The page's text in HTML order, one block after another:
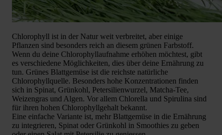
Chlorophyll ist in der Natur weit verbreitet, aber einige
Pflanzen sind besonders reich an diesem grünen Farbstoff.
Wenn du deine Chlorophyllaufnahme erhöhen möchtest, gibt
es verschiedene Möglichkeiten, dies über deine Ernährung zu
tun. Grünes Blattgemüse ist die reichste natürliche
Chlorophyllquelle. Besonders hohe Konzentrationen finden
sich in Spinat, Grünkohl, Petersilienwurzel, Matcha-Tee,
Weizengras und Algen. Vor allem Chlorella und Spirulina sind
für ihren hohen Chlorophyllgehalt bekannt.
Eine einfache Variante ist, mehr Blattgemüse in die Ernährung
zu integrieren, Spinat oder Grünkohl in Smoothies zu geben